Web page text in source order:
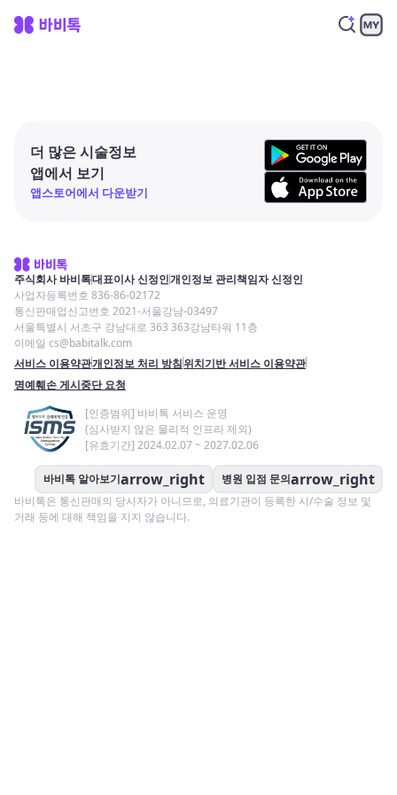
더 많은 시술정보
앱에서 보기
앱스토어에서 다운받기
주식회사 바비톡대표이사 신정인개인정보 관리책임자 신정인
사업자등록번호 836-86-02172
통신판매업신고번호 2021-서울강남-03497
서울특별시 서초구 강남대로 363 363강남타워 11층
이메일 cs@babitalk.com
서비스 이용약관개인정보 처리 방침위치기반 서비스 이용약관
명예훼손 게시중단 요청
[인증범위] 바비톡 서비스 운영
(심사받지 않은 물리적 인프라 제외)
[유효기간] 2024.02.07 ~ 2027.02.06
바비톡 알아보기arrow_right 병원 입점 문의arrow_right
바비톡은 통신판매의 당사자가 아니므로, 의료기관이 등록한 시/수술 정보 및
거래 등에 대해 책임을 지지 않습니다.